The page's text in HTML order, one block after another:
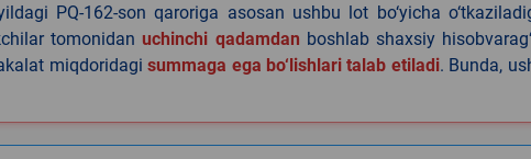
PQ-162-son qaroriga asosan ushbu lot bo‘yicha
tomonidanuchinchi qadamdan boshlab shaxsiy
miqdoridagisummaga ega bo‘lishlari talab etiladi. Bunda,